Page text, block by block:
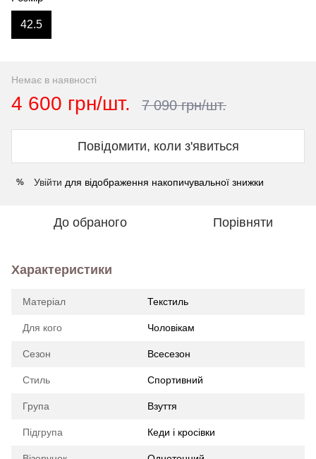
42.5
Немає в наявності
4 600 грн/шт. 7 090 грн/шт.
Повідомити, коли з'явиться
% Увійти для відображення накопичувальної знижки
До обраного Порівняти
Характеристики
Матеріал Текстиль
Для кого Чоловікам
Сезон Всесезон
Стиль Спортивний
Група Взуття
Підгрупа Кеди і кросівки